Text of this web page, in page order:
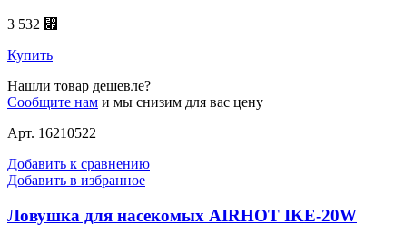
3 532 ⃏
Купить
Нашли товар дешевле?
Сообщите нам и мы снизим для вас цену
Арт. 16210522
Добавить к сравнению
Добавить в избранное
Ловушка для насекомых AIRHOT IKE-20W